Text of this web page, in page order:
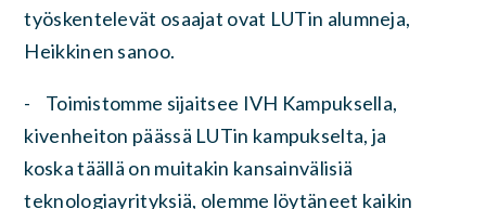
työskentelevät osaajat ovat LUTin alumneja,
Heikkinen sanoo.
- Toimistomme sijaitsee IVH Kampuksella,
kivenheiton päässä LUTin kampukselta, ja
koska täällä on muitakin kansainvälisiä
teknologiayrityksiä, olemme löytäneet kaikin